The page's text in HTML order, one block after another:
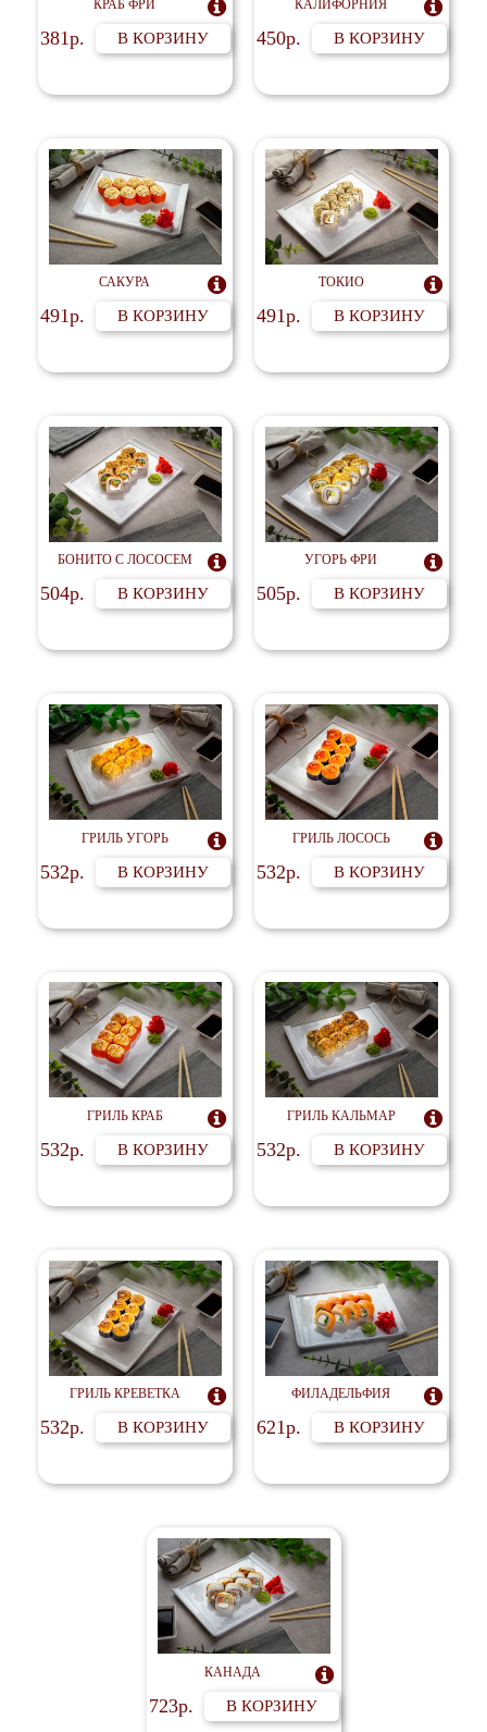
КРАБ ФРИ

381р.
В КОРЗИНУ
КАЛИФОРНИЯ

450р.
В КОРЗИНУ
САКУРА

491р.
В КОРЗИНУ
ТОКИО

491р.
В КОРЗИНУ
БОНИТО С ЛОСОСЕМ

504р.
В КОРЗИНУ
УГОРЬ ФРИ

505р.
В КОРЗИНУ
ГРИЛЬ УГОРЬ

532р.
В КОРЗИНУ
ГРИЛЬ ЛОСОСЬ

532р.
В КОРЗИНУ
ГРИЛЬ КРАБ

532р.
В КОРЗИНУ
ГРИЛЬ КАЛЬМАР

532р.
В КОРЗИНУ
ГРИЛЬ КРЕВЕТКА

532р.
В КОРЗИНУ
ФИЛАДЕЛЬФИЯ

621р.
В КОРЗИНУ
КАНАДА

723р.
В КОРЗИНУ